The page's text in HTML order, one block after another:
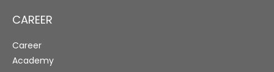
CAREER
Career
Academy